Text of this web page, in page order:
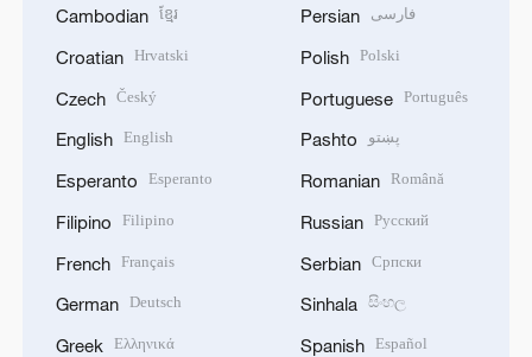
Cambodian ខ្មែរ
Croatian Hrvatski
Czech Český
English English
Esperanto Esperanto
Filipino Filipino
French Français
German Deutsch
Greek Ελληνικά
Persian فارسی
Polish Polski
Portuguese Português
Pashto پښتو
Romanian Română
Russian Русский
Serbian Српски
Sinhala සිංහල
Spanish Español